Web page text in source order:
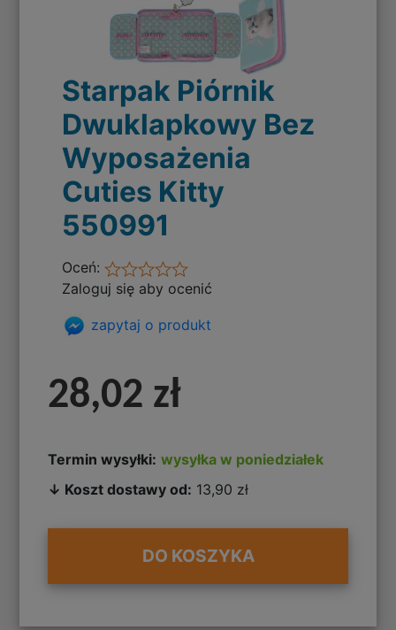
Starpak Piórnik
Dwuklapkowy Bez
Wyposażenia
Cuties Kitty
550991
Oceń:
Zaloguj się aby ocenić
zapytaj o produkt
28,02 zł
Termin wysyłki: wysyłka w poniedziałek
↓ Koszt dostawy od: 13,90 zł
DO KOSZYKA